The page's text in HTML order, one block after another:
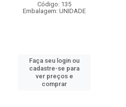
Código: 135
Embalagem: UNIDADE
Faça seu login ou
cadastre-se para
ver preços e
comprar